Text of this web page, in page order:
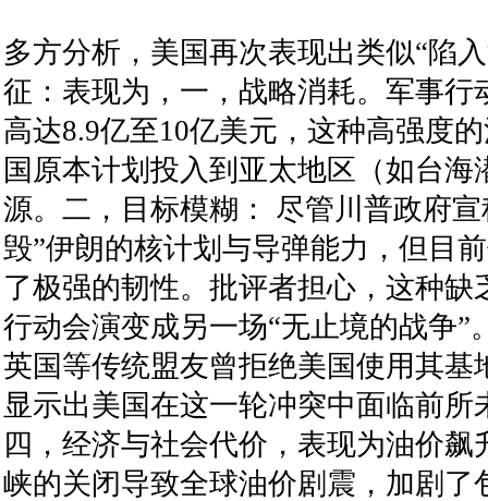
多方分析，美国再次表现出类似“陷
征：表现为，一，战略消耗。军事行
高达8.9亿至10亿美元，这种高强度
国原本计划投入到亚太地区（如台海
源。二，目标模糊： 尽管川普政府
毁”伊朗的核计划与导弹能力，但目
了极强的韧性。批评者担心，这种缺
行动会演变成另一场“无止境的战争”
英国等传统盟友曾拒绝美国使用其基
显示出美国在这一轮冲突中面临前所
四，经济与社会代价，表现为油价飙
峡的关闭导致全球油价剧震，加剧了